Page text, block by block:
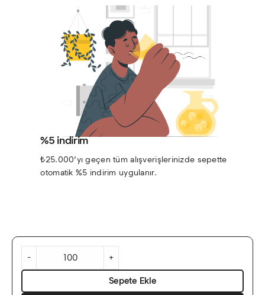
%5 indirim
₺25.000’yı geçen tüm alışverişlerinizde sepette
otomatik %5 indirim uygulanır.
Altın
Davetiye
- +
Sepete Ekle